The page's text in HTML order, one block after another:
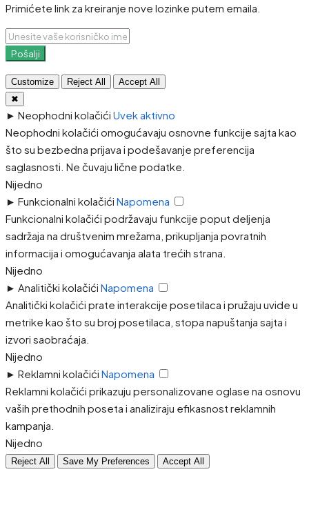
Primićete link za kreiranje nove lozinke putem emaila.
Pošalji
Customize Reject All
Accept All
✖
► Neophodni kolačići Uvek aktivno
Neophodni kolačići omogućavaju osnovne funkcije sajta kao
što su bezbedna prijava i podešavanje preferencija
saglasnosti. Ne čuvaju lične podatke.
Nijedno
► Funkcionalni kolačići Napomena
Funkcionalni kolačići podržavaju funkcije poput deljenja
sadržaja na društvenim mrežama, prikupljanja povratnih
informacija i omogućavanja alata trećih strana.
Nijedno
► Analitički kolačići Napomena
Analitički kolačići prate interakcije posetilaca i pružaju uvide u
metrike kao što su broj posetilaca, stopa napuštanja sajta i
izvori saobraćaja.
Nijedno
► Reklamni kolačići Napomena
Reklamni kolačići prikazuju personalizovane oglase na osnovu
vaših prethodnih poseta i analiziraju efikasnost reklamnih
kampanja.
Nijedno
Reject All Save My Preferences Accept All